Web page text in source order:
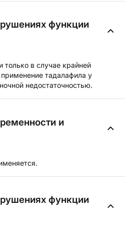
функции
в случае крайней
тадалафила у
недостаточностью.
и
функции